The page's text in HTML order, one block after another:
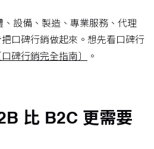
設備、製造、專業服務、代理
口碑行銷做起來。想先看口碑行
口碑行銷完全指南〕 。
比 B2C 更需要